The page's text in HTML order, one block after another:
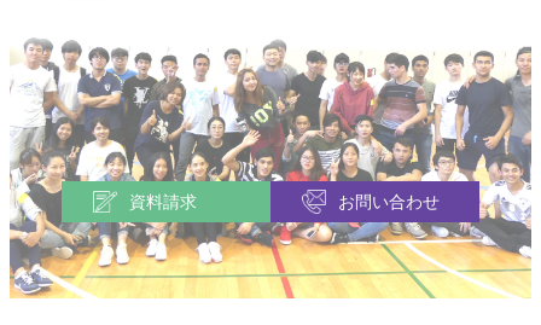
資料請求 お問い合わせ